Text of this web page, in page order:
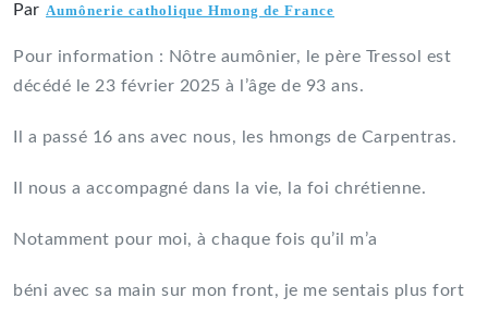
Par Aumônerie catholique Hmong de France
Pour information : Nôtre aumônier, le père Tressol est
décédé le 23 février 2025 à l’âge de 93 ans.
Il a passé 16 ans avec nous, les hmongs de Carpentras.
Il nous a accompagné dans la vie, la foi chrétienne.
Notamment pour moi, à chaque fois qu’il m’a
béni avec sa main sur mon front, je me sentais plus fort